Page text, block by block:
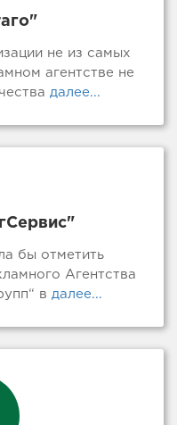
не из самых
агентстве не
далее...
бы отметить
Агентства
в далее...